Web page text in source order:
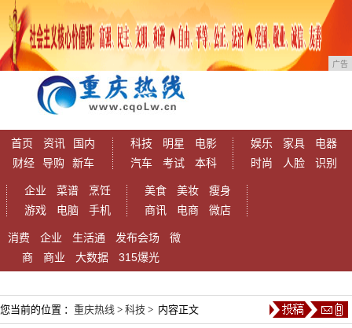
广告
首页 资讯
国内
财经
导购 新车
科技 明星
电影
汽车
考试 本科
娱乐 家具
电器
时尚
人脸 识别
企业 菜谱
烹饪
游戏
电脑 手机
美食 美妆
瘦身
商讯
电商 微店
消费 企业 生活通 发布会场
微
商
商业 大数据 315爆光
您当前的位置 ： 重庆热线 > 科技 > 内容正文